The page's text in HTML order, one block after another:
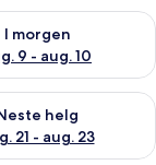
9
I morgen
9 - aug. 10
for i
- aug. 16
helg
21 - aug. 23
for